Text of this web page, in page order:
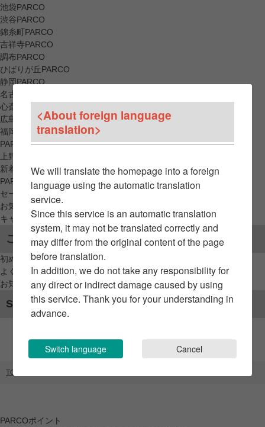
池袋PARCO
渋谷PARCO
錦糸町PARCO
吉祥寺PARCO
調布PARCO
ひばりが丘PARCO
静岡PARCO
名古屋PARCO
心斎橋PARCO
広島PARCO
福岡PARCO
PARCO_ya
上野
新着アイテムから探す
PARCO限定アイテムから探す
セールアイテムから探す
お気に入りから探す
キャンペーン/クーポン対象から探す
ご利用案内
初めてのお客様へ
よくあるご質問 / お問い合わせ
お知らせ
SNSアカウント
TOP
PARCOポイント
<About foreign language
translation>
We will translate the homepage into a foreign
language using the automatic translation
service.
Since this service is an automatic translation
system, it may not be translated correctly and
may differ from the original content of the page
before translation.
In addition, we do not take any responsibility for
any direct or indirect damage caused by using
this service. Thank you for your understanding in
advance.
Switch language Cancel